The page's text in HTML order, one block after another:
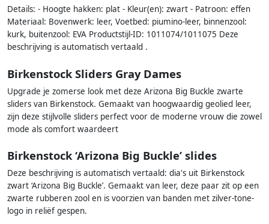
Details: - Hoogte hakken: plat - Kleur(en): zwart - Patroon: effen
Materiaal: Bovenwerk: leer, Voetbed: piumino-leer, binnenzool:
kurk, buitenzool: EVA Productstijl-ID: 1011074/1011075 Deze
beschrijving is automatisch vertaald .
Birkenstock Sliders Gray Dames
Upgrade je zomerse look met deze Arizona Big Buckle zwarte
sliders van Birkenstock. Gemaakt van hoogwaardig geolied leer,
zijn deze stijlvolle sliders perfect voor de moderne vrouw die zowel
mode als comfort waardeert
Birkenstock ‘Arizona Big Buckle’ slides
Deze beschrijving is automatisch vertaald: dia's uit Birkenstock
zwart ‘Arizona Big Buckle’. Gemaakt van leer, deze paar zit op een
zwarte rubberen zool en is voorzien van banden met zilver-tone-
logo in reliëf gespen.